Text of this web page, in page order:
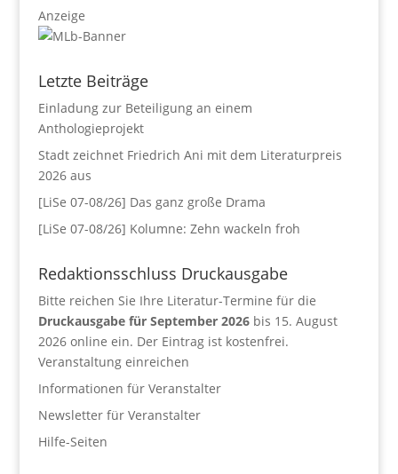
Anzeige
Letzte Beiträge
Einladung zur Beteiligung an einem
Anthologieprojekt
Stadt zeichnet Friedrich Ani mit dem Literaturpreis
2026 aus
[LiSe 07-08/26] Das ganz große Drama
[LiSe 07-08/26] Kolumne: Zehn wackeln froh
Redaktionsschluss Druckausgabe
Bitte reichen Sie Ihre Literatur-Termine für die
Druckausgabe für September 2026bis 15. August
2026 online ein. Der Eintrag ist kostenfrei.
Veranstaltung einreichen
Informationen für Veranstalter
Newsletter für Veranstalter
Hilfe-Seiten